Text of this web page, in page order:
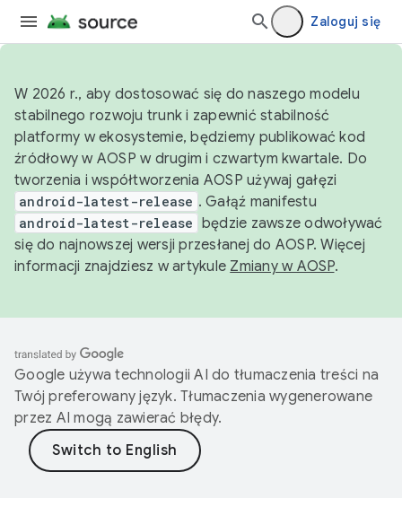
Zaloguj się
W 2026 r., aby dostosować się do naszego modelu
stabilnego rozwoju trunk i zapewnić stabilność
platformy w ekosystemie, będziemy publikować kod
źródłowy w AOSP w drugim i czwartym kwartale. Do
tworzenia i współtworzenia AOSP używaj gałęzi
android-latest-release . Gałąź manifestu
android-latest-release będzie zawsze odwoływać
się do najnowszej wersji przesłanej do AOSP. Więcej
informacji znajdziesz w artykule Zmiany w AOSP.
Google używa technologii AI do tłumaczenia treści na
Twój preferowany język. Tłumaczenia wygenerowane
przez AI mogą zawierać błędy.